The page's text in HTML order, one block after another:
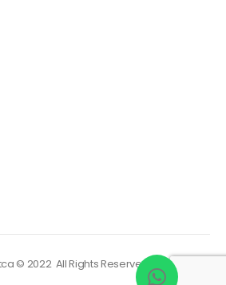
© 2022 All Rights Reserved. Powered by